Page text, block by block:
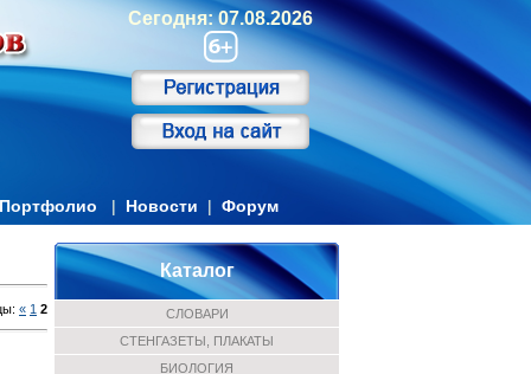
Сегодня: 07.08.2026
Портфолио | Новости | Форум
: « 1 2
Каталог
СЛОВАРИ
СТЕНГАЗЕТЫ, ПЛАКАТЫ
БИОЛОГИЯ